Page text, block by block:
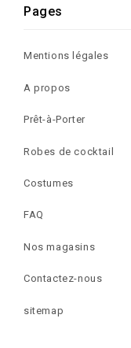
Pages
Mentions légales
A propos
Prêt-à-Porter
Robes de cocktail
Costumes
FAQ
Nos magasins
Contactez-nous
sitemap